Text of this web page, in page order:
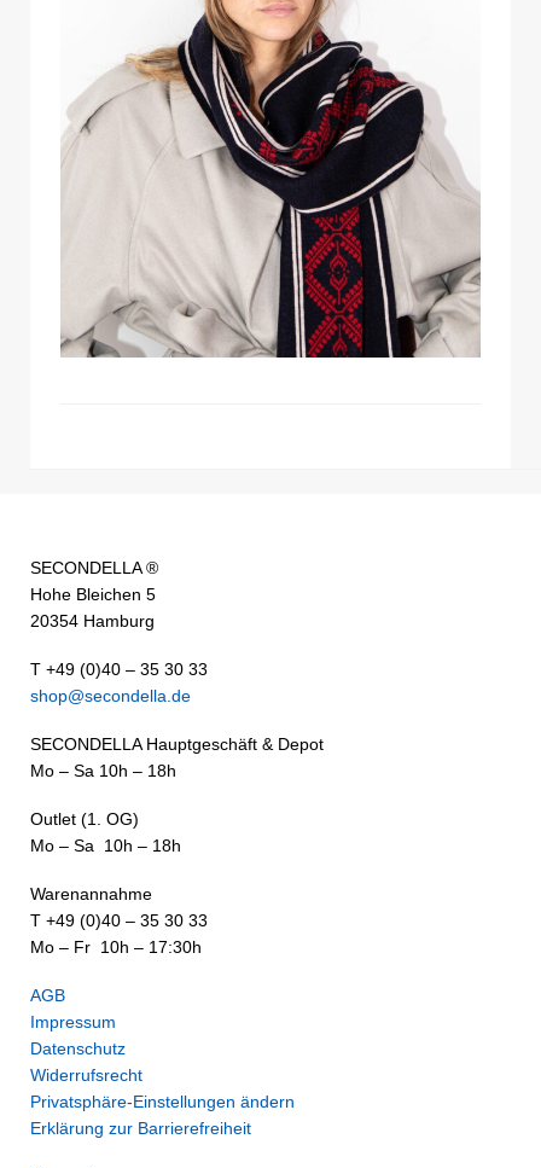
SECONDELLA ®
Hohe Bleichen 5
20354 Hamburg
T +49 (0)40 – 35 30 33
shop@secondella.de
SECONDELLA Hauptgeschäft & Depot
Mo – Sa 10h – 18h
Outlet (1. OG)
Mo – Sa 10h – 18h
Warenannahme
T +49 (0)40 – 35 30 33
Mo – Fr 10h – 17:30h
AGB
Impressum
Datenschutz
Widerrufsrecht
Privatsphäre-Einstellungen ändern
Erklärung zur Barrierefreiheit